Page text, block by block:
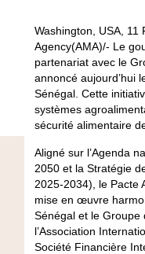
Washington, USA, 11
Agency(AMA)/- Le
partenariat avec le
annoncé aujourd’hui
Sénégal. Cette
systèmes
sécurité alimentaire
Aligné sur l’Agenda
2050 et la Stratégie
2025-2034), le Pacte
mise en œuvre
Sénégal et le Groupe
l’Association
Société Financière